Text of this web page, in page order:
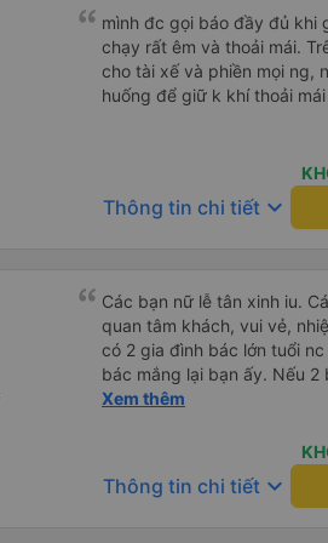
đi NV có gọi lại hẹn giờ cụ
mình ra sát giờ không phải
hơn dự kiến 30p . Phòng
nước suối ,khăn lạnh và
hoạt động cũng ổn.Phòng 2
chuyển về đâu nữa. Có
5g30 đã đến Dalat.Tới nơi
có vài chiếc xe trung
chạy ghê quá, cảm giác y
tóm lại là 1 trải nghiệm rất
00575 và Phong Phú
mình đc gọi báo đầy đủ khi
chạy rất êm và thoải mái.
cho tài xế và phiền mọi ng,
huống để giữ k khí thoải
Thông tin chi tiết keyboard_arrow_down
Các bạn nữ lễ tân xinh iu.
quan tâm khách, vui vẻ, nhiệt tình. Trong
có 2 gia đình bác lớn tuổi
bác mắng lại bạn ấy. Nếu 2
ngược lại nha. Bạn ấy nhắc
nhau xuất hiện trong giấc mơ của mình luôn. Nên nếu
bị phản ánh thì đừng trừ
thì bảo bạn ấy liên hệ sđt
Xem thêm
Thông tin chi tiết keyboard_arrow_down